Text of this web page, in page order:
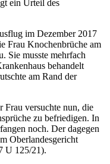
ein Urteil des
im Dezember 2017
Frau Knochenbrüche am
Sie musste mehrfach
behandelt
am Rand der
Frau versuchte nun, die
zu befriedigen. In
noch. Der dagegen
Oberlandesgericht
U 125/21).